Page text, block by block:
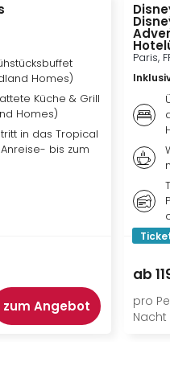
Homes)
Küche & Grill
Homes)
in das Tropical
bis zum
zum Angebot
Paris,
ab
pro
Nacht